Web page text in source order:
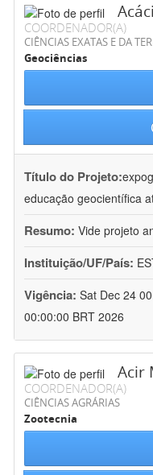
COORDENADOR(A)
CIÊNCIAS EXATAS E DA
Geociências
Título do Projeto:
educação geocientífica
Resumo: Vide projeto
Instituição/UF/País:
Vigência: Sat Dec 24
00:00:00 BRT 2026
Acir
COORDENADOR(A)
CIÊNCIAS AGRÁRIAS
Zootecnia